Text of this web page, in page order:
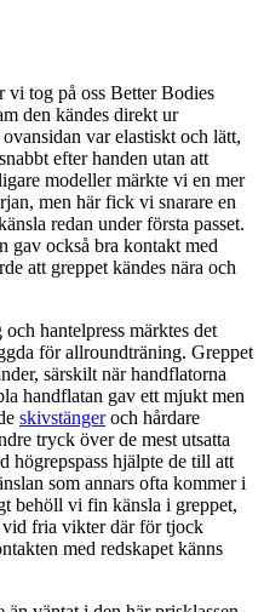
vi tog på oss Better Bodies
den kändes direkt ur
var elastiskt och lätt,
efter handen utan att
modeller märkte vi en mer
men här fick vi snarare en
redan under första passet.
gav också bra kontakt med
att greppet kändes nära och
hantelpress märktes det
för allroundträning. Greppet
särskilt när handflatorna
handflatan gav ett mjukt men
skivstängeroch hårdare
tryck över de mest utsatta
högrepspass hjälpte de till att
som annars ofta kommer i
behöll vi fin känsla i greppet,
fria vikter där för tjock
med redskapet känns